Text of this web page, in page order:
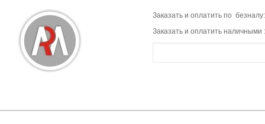
Заказать и оплатить по
Заказать и оплатить наличными